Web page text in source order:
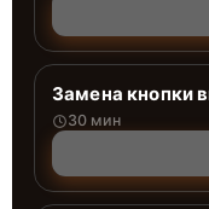
Замена кнопки
30 мин